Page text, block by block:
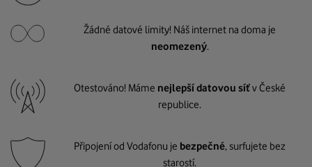
Žádné datové limity! Náš internet na doma je
neomezený.
Otestováno! Máme nejlepší datovou síťv České
republice.
Připojení od Vodafonu je bezpečné, surfujete bez
starostí.